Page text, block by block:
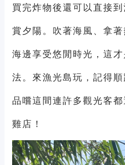
買完炸物後還可以直接
賞夕陽。吹著海風、拿
海邊享受悠閒時光，這
法。來漁光島玩，記得順
品嚐這間連許多觀光客
雞店！